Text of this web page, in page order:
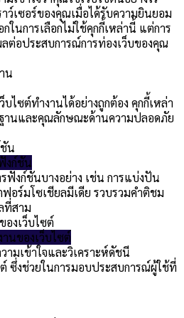
าว์เซอร์ของคุณเมื่อได้รับความยินยอม
นการเลือกไม่ใช้คุกกี้เหล่านี้ แต่การ
ลต่อประสบการณ์การท่องเว็บของคุณ
น
ไซต์ทำงานได้อย่างถูกต้อง คุกกี้เหล่า
นและคุณลักษณะด้านความปลอดภัย
น
งก์ชัน
ฟังก์ชันบางอย่าง เช่น การแบ่งปัน
อร์มโซเชียลมีเดีย รวบรวมคำติชม
ที่สาม
งเว็บไซต์
นของเว็บไซต์
มเข้าใจและวิเคราะห์ดัชนี
ซึ่งช่วยในการมอบประสบการณ์ผู้ใช้ที่